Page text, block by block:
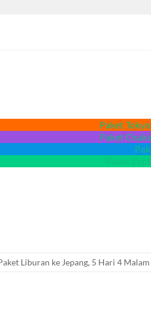
Paket
Paket
Liburan ke Jepang, 5 Hari 4 Malam